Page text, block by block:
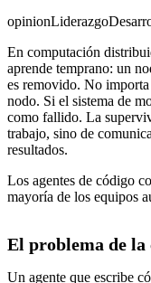
opinionLiderazgo
En computación
aprende temprano: un
es removido. No
nodo. Si el sistema de
como fallido. La
trabajo, sino de
resultados.
Los agentes de código
mayoría de los equipos
El problema de la
Un agente que escribe